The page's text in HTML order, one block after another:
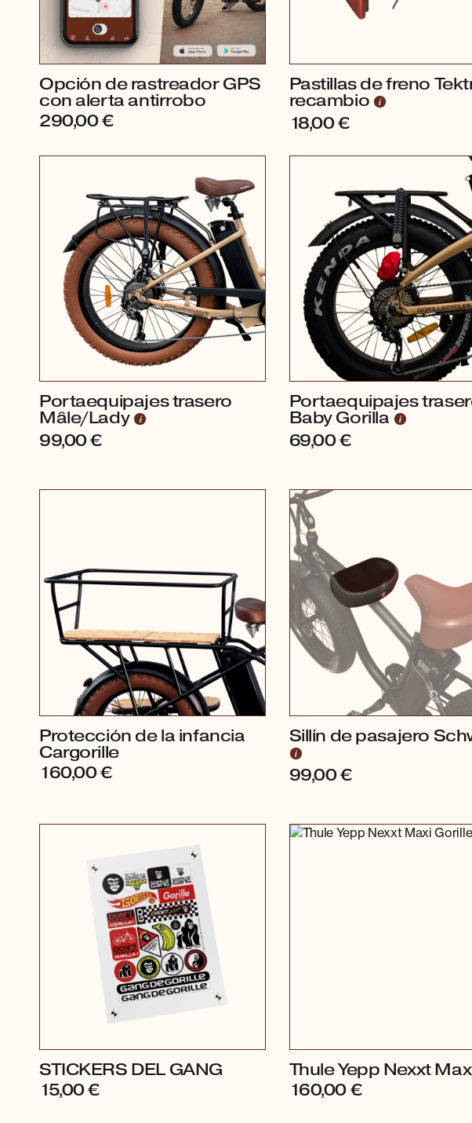
Opción de rastreador GPS
con alerta antirrobo
290,00€
Pastillas de freno
recambio
18,00€
Portaequipajes trasero
Mâle/Lady
99,00€
Portaequipajes
Baby Gorilla
69,00€
Protección de la infancia
Cargorille
160,00€
Sillín de pasajero
99,00€
STICKERS DEL GANG
15,00€
Thule Yepp Nexxt
160,00€